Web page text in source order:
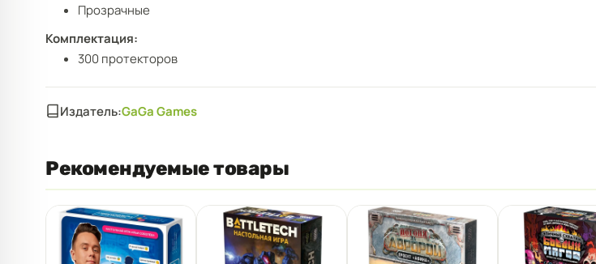
Прозрачные
Комплектация:
300 протекторов
Издатель:GaGa Games
Рекомендуемые товары